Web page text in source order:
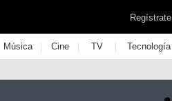
Regístrate
Música | Cine | TV | Tecnología